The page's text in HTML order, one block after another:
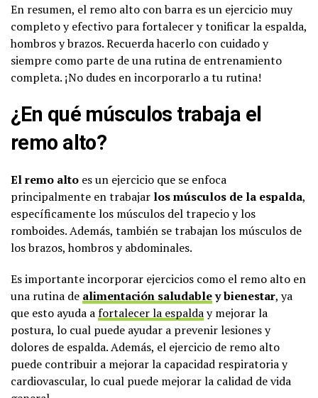
En resumen, el remo alto con barra es un ejercicio muy
completo y efectivo para fortalecer y tonificar la espalda,
hombros y brazos. Recuerda hacerlo con cuidado y
siempre como parte de una rutina de entrenamiento
completa. ¡No dudes en incorporarlo a tu rutina!
¿En qué músculos trabaja el
remo alto?
El remo alto es un ejercicio que se enfoca
principalmente en trabajar los músculos de la espalda,
específicamente los músculos del trapecio y los
romboides. Además, también se trabajan los músculos de
los brazos, hombros y abdominales.
Es importante incorporar ejercicios como el remo alto en
una rutina de alimentación saludabley bienestar, ya
que esto ayuda afortalecer la espalday mejorar la
postura, lo cual puede ayudar a prevenir lesiones y
dolores de espalda. Además, el ejercicio de remo alto
puede contribuir a mejorar la capacidad respiratoria y
cardiovascular, lo cual puede mejorar la calidad de vida